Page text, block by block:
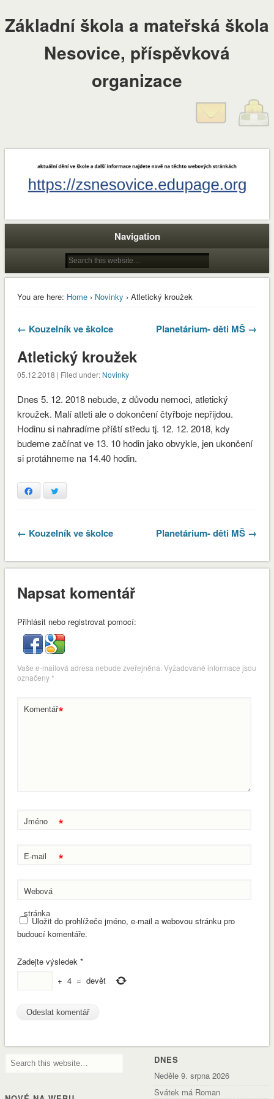
Základní škola a mateřská škola
Nesovice, příspěvková
organizace
Navigation
You are here: Home› Novinky › Atletický kroužek
← Kouzelník ve školce Planetárium- děti MŠ →
Atletický kroužek
05.12.2018 | Filed under: Novinky
Dnes 5. 12. 2018 nebude, z důvodu nemoci, atletický
kroužek. Malí atleti ale o dokončení čtyřboje nepřijdou.
Hodinu si nahradíme příští středu tj. 12. 12. 2018, kdy
budeme začínat ve 13. 10 hodin jako obvykle, jen ukončení
si protáhneme na 14.40 hodin.
Facebook
← Kouzelník ve školce Planetárium- děti MŠ →
Napsat komentář
Přihlásit nebo registrovat pomocí:
Vaše e-mailová adresa nebude zveřejněna. Vyžadované informace jsou
označeny*
Komentář*
Jméno *
E-mail *
Webová
stránka
Uložit do prohlížeče jméno, e-mail a webovou stránku pro
budoucí komentáře.
Zadejte výsledek *
+ 4 = devět
DNES
Neděle 9. srpna 2026
Svátek má Roman